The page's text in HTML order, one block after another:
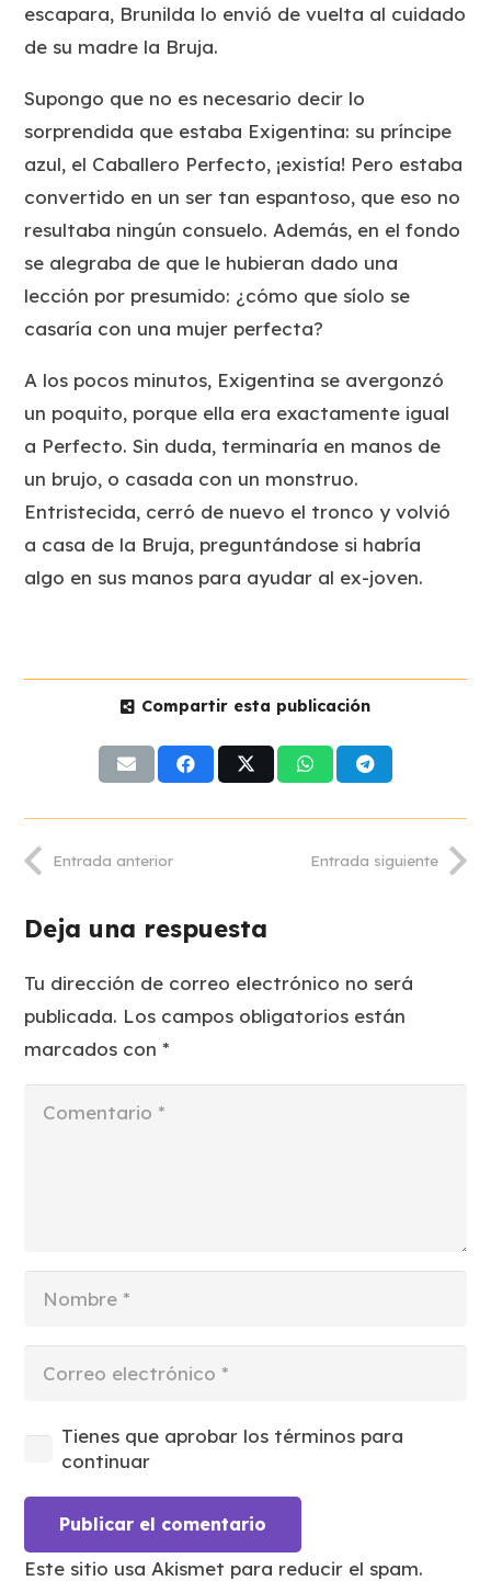
escapara, Brunilda lo envió de vuelta al cuidado
de su madre la Bruja.
Supongo que no es necesario decir lo
sorprendida que estaba Exigentina: su príncipe
azul, el Caballero Perfecto, ¡existía! Pero estaba
convertido en un ser tan espantoso, que eso no
resultaba ningún consuelo. Además, en el fondo
se alegraba de que le hubieran dado una
lección por presumido: ¿cómo que síolo se
casaría con una mujer perfecta?
A los pocos minutos, Exigentina se avergonzó
un poquito, porque ella era exactamente igual
a Perfecto. Sin duda, terminaría en manos de
un brujo, o casada con un monstruo.
Entristecida, cerró de nuevo el tronco y volvió
a casa de la Bruja, preguntándose si habría
algo en sus manos para ayudar al ex-joven.
Compartir esta publicación
Entrada anterior Entrada siguiente
Deja una respuesta
Tu dirección de correo electrónico no será
publicada. Los campos obligatorios están
marcados con*
Tienes que aprobar los términos para
continuar
Publicar el comentario
Este sitio usa Akismet para reducir el spam.